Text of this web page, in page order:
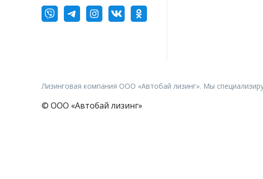
Лизинговая компания ООО «Автобай лизинг». Мы
© ООО «Автобай лизинг»